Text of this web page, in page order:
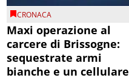
CRONACA
Maxi operazione al
carcere di Brissogne:
sequestrate armi
bianche e un cellulare